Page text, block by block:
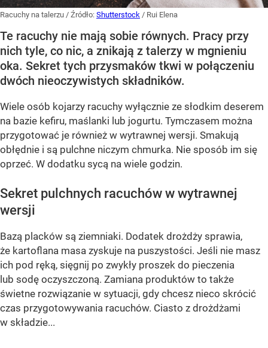
Racuchy na talerzu / Źródło: Shutterstock / Rui Elena
Te racuchy nie mają sobie równych. Pracy przy
nich tyle, co nic, a znikają z talerzy w mgnieniu
oka. Sekret tych przysmaków tkwi w połączeniu
dwóch nieoczywistych składników.
Wiele osób kojarzy racuchy wyłącznie ze słodkim deserem
na bazie kefiru, maślanki lub jogurtu. Tymczasem można
przygotować je również w wytrawnej wersji. Smakują
obłędnie i są pulchne niczym chmurka. Nie sposób im się
oprzeć. W dodatku sycą na wiele godzin.
Sekret pulchnych racuchów w wytrawnej
wersji
Bazą placków są ziemniaki. Dodatek drożdży sprawia,
że kartoflana masa zyskuje na puszystości. Jeśli nie masz
ich pod ręką, sięgnij po zwykły proszek do pieczenia
lub sodę oczyszczoną. Zamiana produktów to także
świetne rozwiązanie w sytuacji, gdy chcesz nieco skrócić
czas przygotowywania racuchów. Ciasto z drożdżami
w składzie...